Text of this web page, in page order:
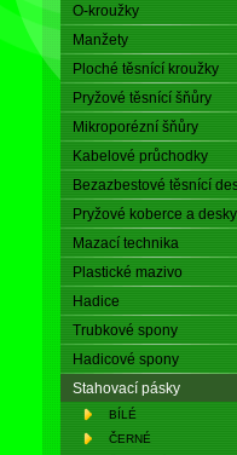
O-kroužky
Manžety
Ploché těsnící kroužky
Pryžové těsnící šňůry
Mikroporézní šňůry
Kabelové průchodky
Bezazbestové těsnící
Pryžové koberce a desky
Mazací technika
Plastické mazivo
Hadice
Trubkové spony
Hadicové spony
Stahovací pásky
BÍLÉ
ČERNÉ